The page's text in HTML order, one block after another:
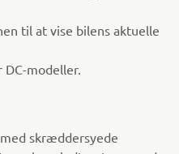
til at vise bilens aktuelle
modeller.
skræddersyede